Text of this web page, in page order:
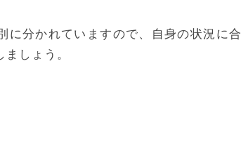
に分かれていますので、自身の状況に合
しょう。